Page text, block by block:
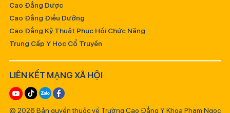
Cao Đẳng Dược
Cao Đẳng Điều Dưỡng
Cao Đẳng Kỹ Thuật Phục Hồi Chức Năng
Trung Cấp Y Học Cổ Truyền
LIÊN KẾT MẠNG XÃ HỘI
© 2026 Bản quyền thuộc về Trường Cao Đẳng Y Khoa Phạm Ngọc